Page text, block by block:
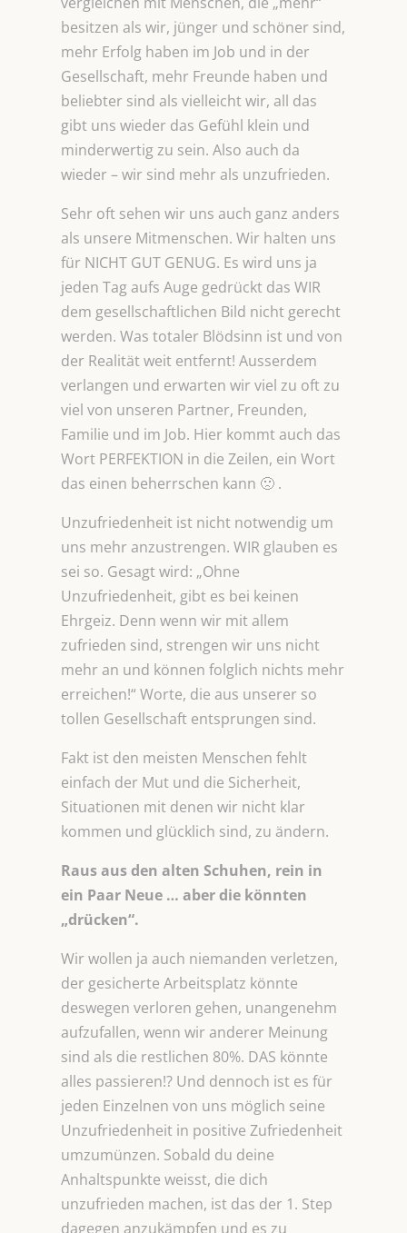
besitzen als wir, jünger und schöner sind,
mehr Erfolg haben im Job und in der
Gesellschaft, mehr Freunde haben und
beliebter sind als vielleicht wir, all das
gibt uns wieder das Gefühl klein und
minderwertig zu sein. Also auch da
wieder – wir sind mehr als unzufrieden.
Sehr oft sehen wir uns auch ganz anders
als unsere Mitmenschen. Wir halten uns
für NICHT GUT GENUG. Es wird uns ja
jeden Tag aufs Auge gedrückt das WIR
dem gesellschaftlichen Bild nicht gerecht
werden. Was totaler Blödsinn ist und von
der Realität weit entfernt! Ausserdem
verlangen und erwarten wir viel zu oft zu
viel von unseren Partner, Freunden,
Familie und im Job. Hier kommt auch das
Wort PERFEKTION in die Zeilen, ein Wort
das einen beherrschen kann 🙁 .
Unzufriedenheit ist nicht notwendig um
uns mehr anzustrengen. WIR glauben es
sei so. Gesagt wird: „Ohne
Unzufriedenheit, gibt es bei keinen
Ehrgeiz. Denn wenn wir mit allem
zufrieden sind, strengen wir uns nicht
mehr an und können folglich nichts mehr
erreichen!“ Worte, die aus unserer so
tollen Gesellschaft entsprungen sind.
Fakt ist den meisten Menschen fehlt
einfach der Mut und die Sicherheit,
Situationen mit denen wir nicht klar
kommen und glücklich sind, zu ändern.
Raus aus den alten Schuhen, rein in
ein Paar Neue … aber die könnten
„drücken“.
Wir wollen ja auch niemanden verletzen,
der gesicherte Arbeitsplatz könnte
deswegen verloren gehen, unangenehm
aufzufallen, wenn wir anderer Meinung
sind als die restlichen 80%. DAS könnte
alles passieren!? Und dennoch ist es für
jeden Einzelnen von uns möglich seine
Unzufriedenheit in positive Zufriedenheit
umzumünzen. Sobald du deine
Anhaltspunkte weisst, die dich
unzufrieden machen, ist das der 1. Step
dagegen anzukämpfen und es zu